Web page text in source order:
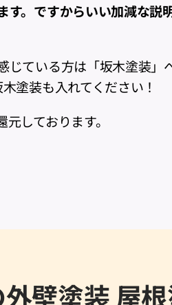
。ですからいい加減な説
ている方は「坂木塗装」
塗装も入れてください！
しております。
壁塗装 屋